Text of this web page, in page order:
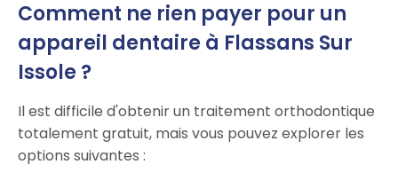
Comment ne rien payer pour un
appareil dentaire à Flassans Sur
Issole ?
Il est difficile d'obtenir un traitement orthodontique
totalement gratuit, mais vous pouvez explorer les
options suivantes :